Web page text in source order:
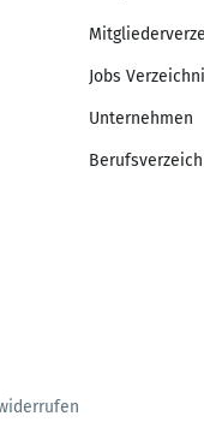
Jobs
Unternehmen